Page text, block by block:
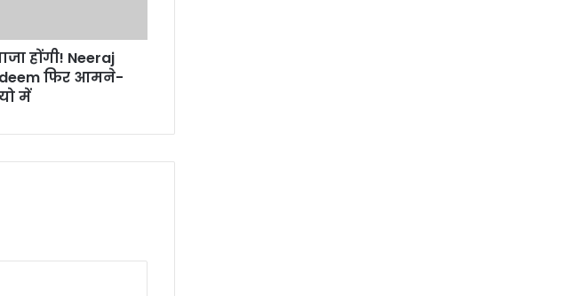
हैं ज्यादा भारी? जानिए
नुकसान
रह जाएंगे
होंगी! Neeraj
फिर आमने-
में